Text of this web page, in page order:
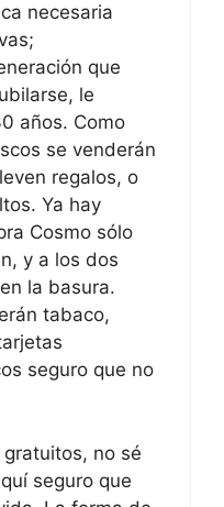
necesaria
que
le
años. Como
se venderán
regalos, o
Ya hay
Cosmo sólo
y a los dos
la basura.
tabaco,
seguro que no
no sé
seguro que